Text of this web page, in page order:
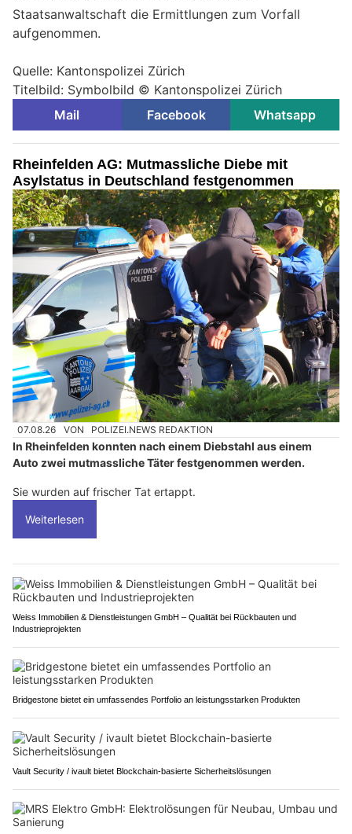
Staatsanwaltschaft die Ermittlungen zum Vorfall
aufgenommen.
Quelle: Kantonspolizei Zürich
Titelbild: Symbolbild © Kantonspolizei Zürich
Mail
Facebook Whatsapp
Rheinfelden AG: Mutmassliche Diebe mit
Asylstatus in Deutschland festgenommen
07.08.26 VON POLIZEI.NEWS REDAKTION
In Rheinfelden konnten nach einem Diebstahl aus einem
Auto zwei mutmassliche Täter festgenommen werden.
Sie wurden auf frischer Tat ertappt.
Weiterlesen
Weiss Immobilien & Dienstleistungen GmbH – Qualität bei Rückbauten und
Industrieprojekten
Bridgestone bietet ein umfassendes Portfolio an leistungsstarken Produkten
Vault Security / ivault bietet Blockchain-basierte Sicherheitslösungen